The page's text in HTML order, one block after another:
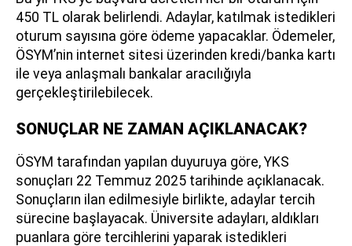
450 TL olarak belirlendi. Adaylar, katılmak istedikleri
oturum sayısına göre ödeme yapacaklar. Ödemeler,
ÖSYM’nin internet sitesi üzerinden kredi/banka kartı
ile veya anlaşmalı bankalar aracılığıyla
gerçekleştirilebilecek.
SONUÇLAR NE ZAMAN AÇIKLANACAK?
ÖSYM tarafından yapılan duyuruya göre, YKS
sonuçları 22 Temmuz 2025 tarihinde açıklanacak.
Sonuçların ilan edilmesiyle birlikte, adaylar tercih
sürecine başlayacak. Üniversite adayları, aldıkları
puanlara göre tercihlerini yaparak istedikleri